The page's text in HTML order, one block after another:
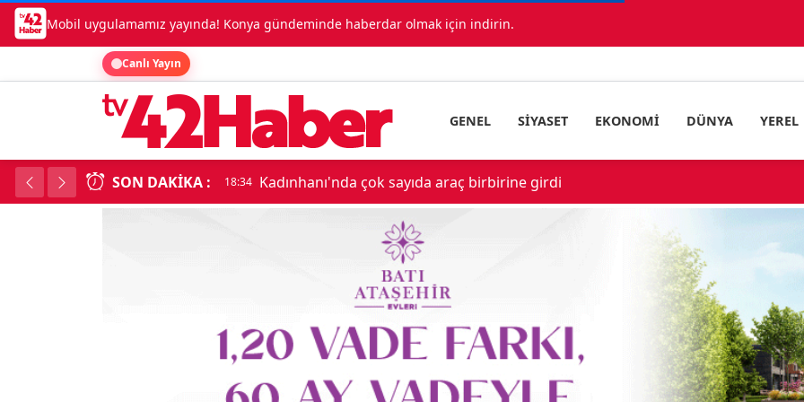
Mobil uygulamamız yayında! Konya gündeminde haberdar olmak için indirin.
Canlı Yayın
GENEL SIYASET EKONOMI DÜNYA YEREL
SON DAKIKA : 18:34 Beşikçioğlu Konya'ya Sevk Edildi